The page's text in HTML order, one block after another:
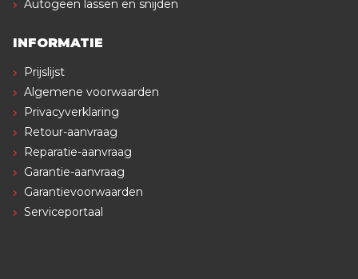
Autogeen lassen en snijden
INFORMATIE
Prijslijst
Algemene voorwaarden
Privacyverklaring
Retour-aanvraag
Reparatie-aanvraag
Garantie-aanvraag
Garantievoorwaarden
Serviceportaal